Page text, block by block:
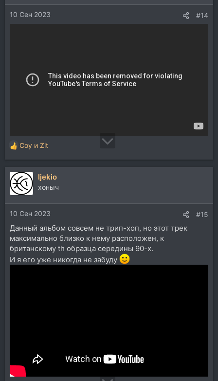
и
:10 Сен 2023 #14
Р
е
а
к
ц
и
и
:
Coy и Zit
ljekio
хоныч
10 Сен 2023 #15
Данный альбом совсем не трип-хоп, но этот трек
максимально близко к нему расположен, к
британскому th образца середины 90-х.
И я его уже никогда не забуду